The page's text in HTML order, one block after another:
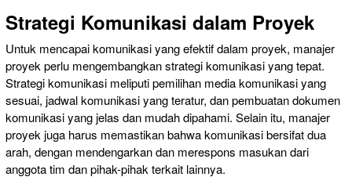
Strategi Komunikasi dalam Proyek
Untuk mencapai komunikasi yang efektif dalam proyek, manajer
proyek perlu mengembangkan strategi komunikasi yang tepat.
Strategi komunikasi meliputi pemilihan media komunikasi yang
sesuai, jadwal komunikasi yang teratur, dan pembuatan dokumen
komunikasi yang jelas dan mudah dipahami. Selain itu, manajer
proyek juga harus memastikan bahwa komunikasi bersifat dua
arah, dengan mendengarkan dan merespons masukan dari
anggota tim dan pihak-pihak terkait lainnya.